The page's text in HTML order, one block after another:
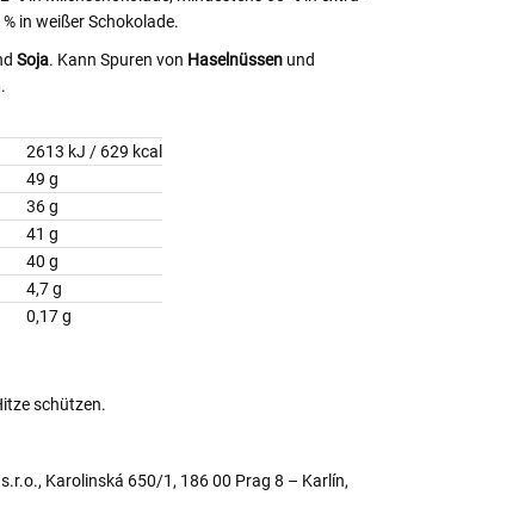
in weißer Schokolade.
Soja. Kann Spuren von Haselnüssen und
2613 kJ / 629 kcal
49 g
36 g
41 g
40 g
4,7 g
0,17 g
schützen.
Karolinská 650/1, 186 00 Prag 8 – Karlín,